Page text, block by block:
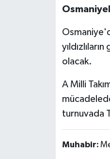
olacak.
A Milli
turnuvada
Muhabir: